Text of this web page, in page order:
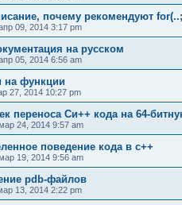
почему рекомендуют
09, 2014 3:17 pm
на русском
05, 2014 6:56 am
на функции
27, 2014 10:27 pm
переноса Си++ кода на 64-
24, 2014 9:57 am
поведение кода в c++
19, 2014 9:56 am
pdb-файлов
13, 2014 2:22 pm